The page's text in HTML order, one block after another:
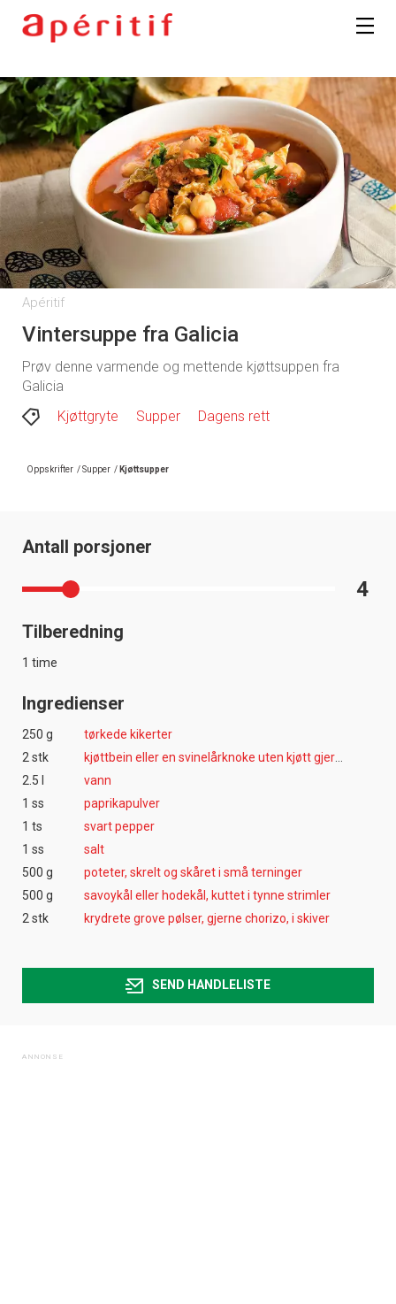
Apéritif
Vintersuppe fra Galicia
Prøv denne varmende og mettende kjøttsuppen fra
Galicia
Kjøttgryte
Supper Dagens rett
Oppskrifter /Supper / Kjøttsupper
Antall porsjoner
4
Tilberedning
1 time
Ingredienser
250 g
tørkede kikerter
2 stk
2.5 l
vann
1 ss
paprikapulver
1 ts
svart pepper
1 ss
salt
500 g
poteter, skrelt og skåret i små terninger
500 g
savoykål eller hodekål, kuttet i tynne strimler
2 stk
krydrete grove pølser, gjerne chorizo, i skiver
SEND HANDLELISTE